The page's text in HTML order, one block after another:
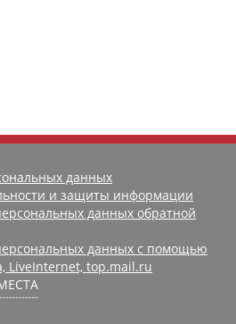
данных
и защиты информации
данных обратной
данных с помощью
LiveInternet, top.mail.ru